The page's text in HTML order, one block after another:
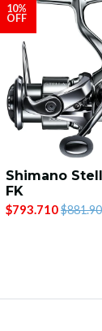
10%
OFF
Shimano
FK
$793.710